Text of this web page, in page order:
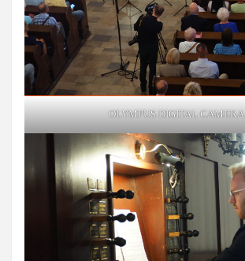
OLYMPUS DIGITAL CAMERA